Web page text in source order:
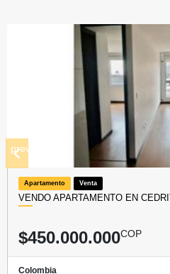
Apartamento Venta
VENDO APARTAMENTO EN
$450.000.000COP
Colombia
prev